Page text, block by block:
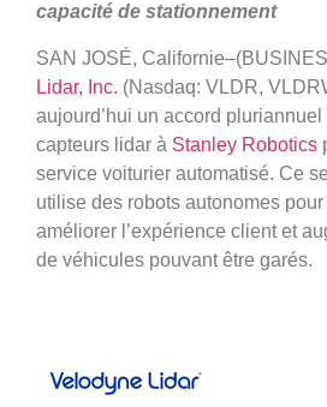
capacité de stationnement
SAN JOSÉ,
Lidar, Inc. (Nasdaq: VLDR,
aujourd’hui un accord
capteurs lidar à Stanley Robotics
service voiturier automatisé. Ce
utilise des robots autonomes
améliorer l’expérience client et
de véhicules pouvant être garés.